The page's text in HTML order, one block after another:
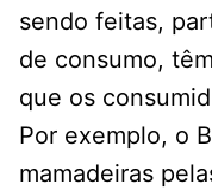
sendo feitas,
de consumo,
que os
Por exemplo, o
mamadeiras